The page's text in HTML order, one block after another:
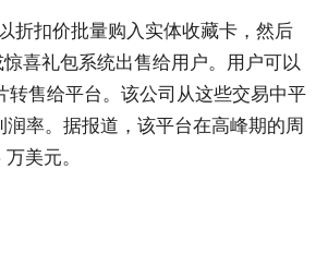
折扣价批量购入实体收藏卡，然后
惊喜礼包系统出售给用户。用户可以
转售给平台。该公司从这些交易中平
率。据报道，该平台在高峰期的周
美元。